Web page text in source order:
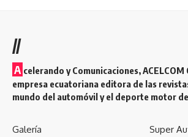
//
A celerando y Comunicaciones, ACELCOM
empresa ecuatoriana editora de las
mundo del automóvil y el deporte motor
Galería
Super